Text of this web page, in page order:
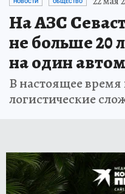
На АЗС
не больше 20
на один
В настоящее
логистические